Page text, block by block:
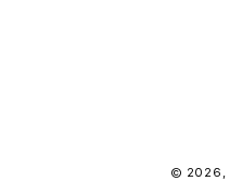
© 2026,